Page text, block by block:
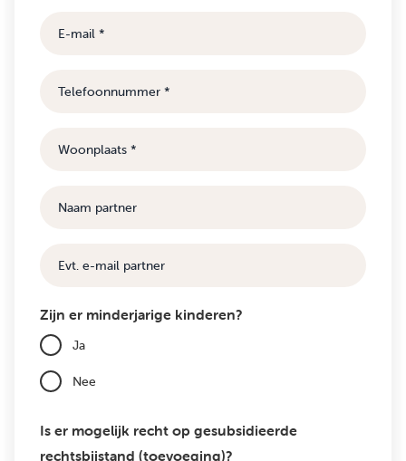
Zijn er minderjarige kinderen?
Ja
Nee
Is er mogelijk recht op gesubsidieerde
rechtsbijstand (toevoeging)?